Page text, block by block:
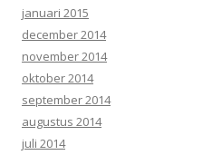
januari 2015
december 2014
november 2014
oktober 2014
september 2014
augustus 2014
juli 2014